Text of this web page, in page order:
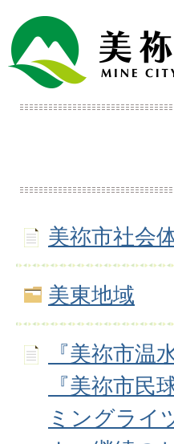
美祢市社会
美東地域
『美祢市温
『美祢市民
ミングライ